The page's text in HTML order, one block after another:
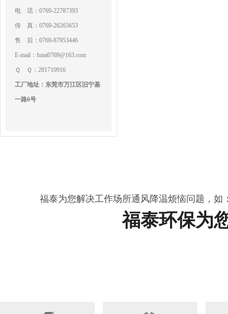
电 话：0769-22787393
传 真：0769-26265653
售 后：0769-87953446
E-mail：futai0769@163.com
Ｑ Ｑ：281710916
工厂地址：东莞市万江区旧宁基
一路6号
福泰为您解决工作场所通风降温烦恼问题，
福泰环保为